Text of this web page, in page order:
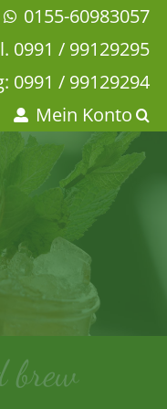
0155-60983057
0991 / 99129295
0991 / 99129294
Mein Konto
brew